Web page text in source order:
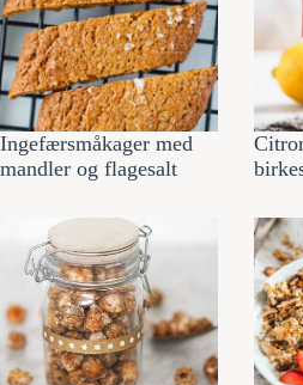
Ingefærsmåkager med
mandler og flagesalt